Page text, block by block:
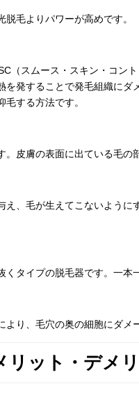
毛よりパワーが高めです。
（スムース・スキン・コン
発することで発毛組織にダ
する方法です。
皮膚の表面に出ている毛の
、毛が生えてこないように
タイプの脱毛器です。一本
り、毛穴の奥の細胞にダメ
リット・デメ